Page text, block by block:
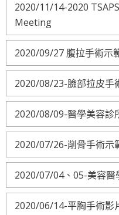
2020/11/14-2020
Meeting
2020/09/27 腹拉手術示
2020/08/23-臉部拉皮手
2020/08/09-醫學美容診
2020/07/26-削骨手術示
2020/07/04、05-美容醫
2020/06/14-平胸手術影